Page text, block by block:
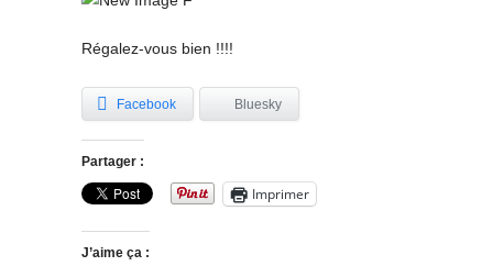
Régalez-vous bien !!!!
Facebook Bluesky
Partager :
Imprimer
J’aime ça :